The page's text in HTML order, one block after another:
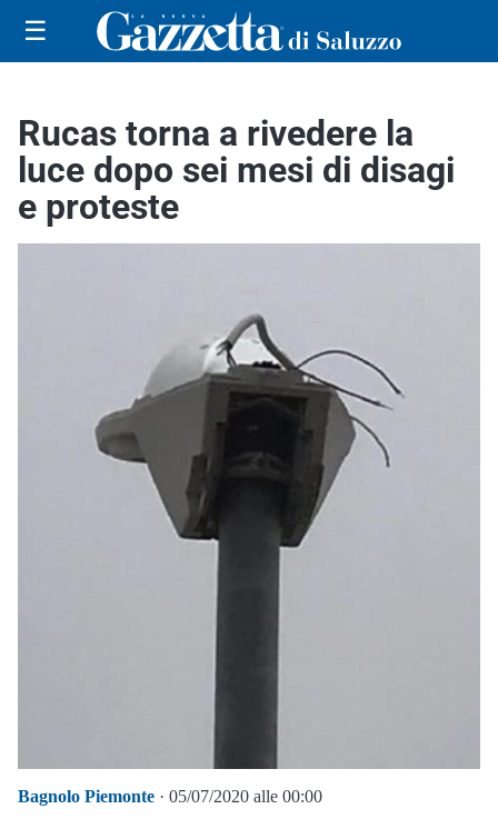
☰
Rucas torna a rivedere la
luce dopo sei mesi di disagi
e proteste
Bagnolo Piemonte · 05/07/2020 alle 00:00